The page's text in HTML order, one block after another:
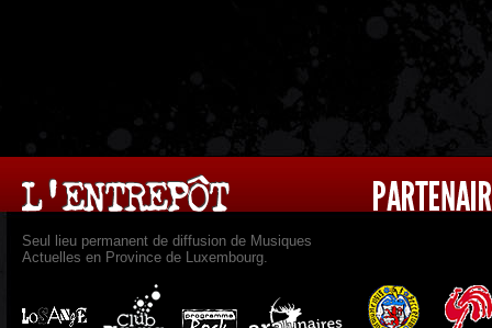
Seul lieu permanent de diffusion de Musiques
Actuelles en Province de Luxembourg.